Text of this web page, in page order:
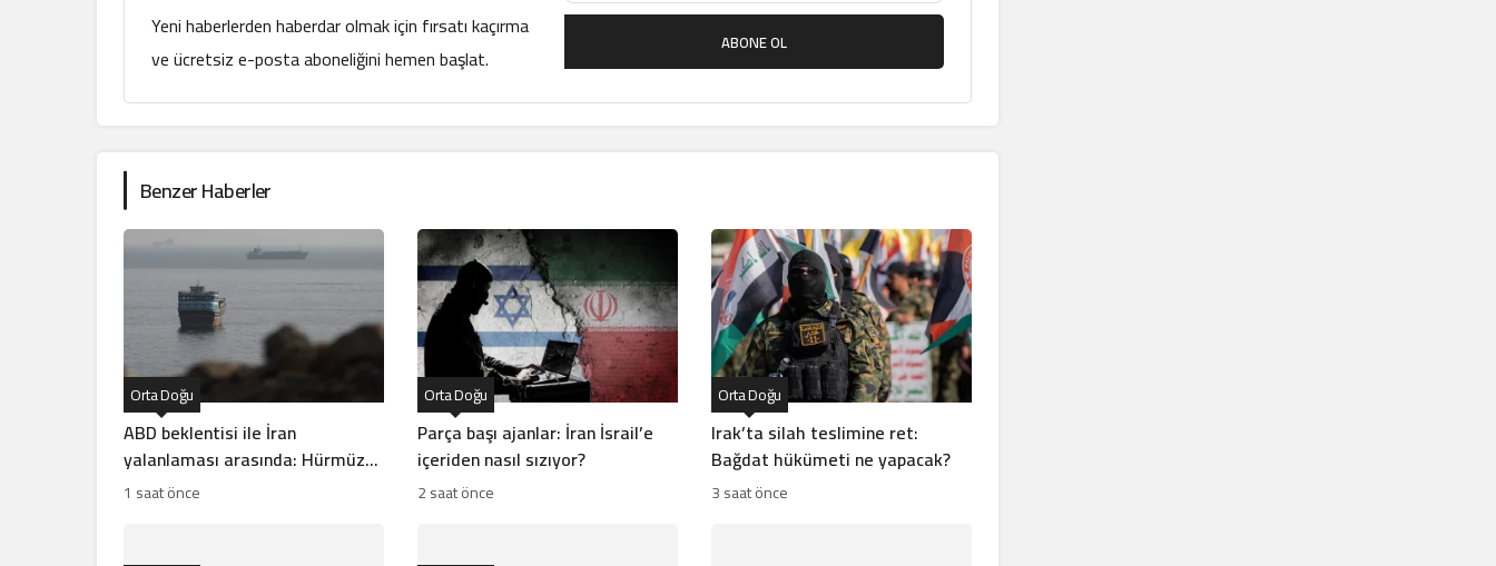
Yeni haberlerden haberdar olmak için fırsatı kaçırma
ve ücretsiz e-posta aboneliğini hemen başlat.
ABONE OL
Benzer Haberler
ABD beklentisi ile İran
yalanlaması arasında: Hürmüz
anlaşması yakın mı?
Orta Doğu
1 saat önce
Parça başı ajanlar: İran İsrail’e
içeriden nasıl sızıyor?
Orta Doğu
2 saat önce
Irak’ta silah teslimine ret:
Bağdat hükümeti ne yapacak?
Orta Doğu
3 saat önce